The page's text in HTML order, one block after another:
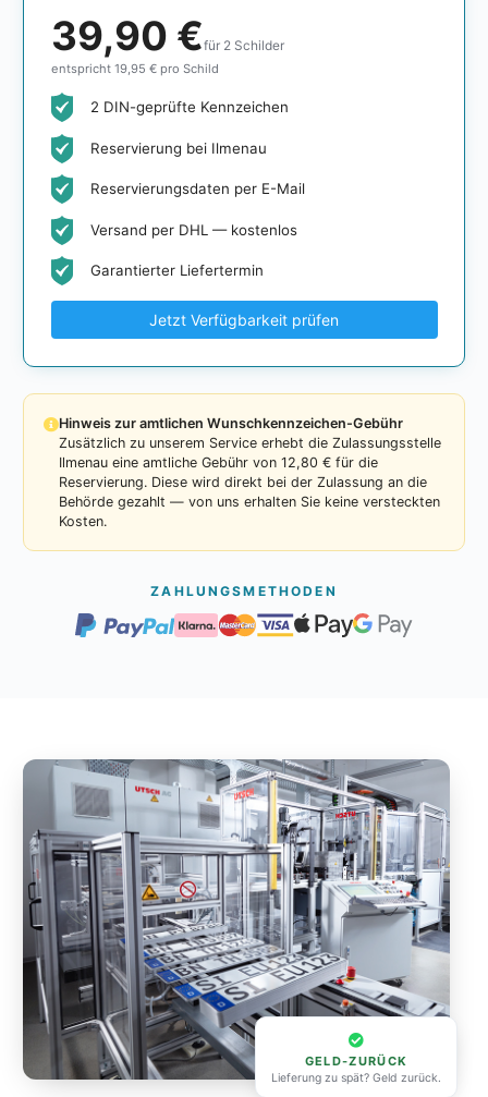
39,90 €für 2 Schilder
entspricht 19,95 € pro Schild
2 DIN-geprüfte Kennzeichen
Reservierung bei Ilmenau
Reservierungsdaten per E-Mail
Versand per DHL — kostenlos
Garantierter Liefertermin
Jetzt Verfügbarkeit prüfen
Hinweis zur amtlichen Wunschkennzeichen-Gebühr
Zusätzlich zu unserem Service erhebt die Zulassungsstelle
Ilmenau eine amtliche Gebühr von 12,80 € für die
Reservierung. Diese wird direkt bei der Zulassung an die
Behörde gezahlt — von uns erhalten Sie keine versteckten
Kosten.
ZAHLUNGSMETHODEN
GELD-ZURÜCK
Lieferung zu spät? Geld zurück.